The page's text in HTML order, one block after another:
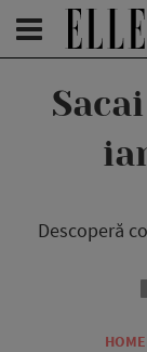
Descoperă